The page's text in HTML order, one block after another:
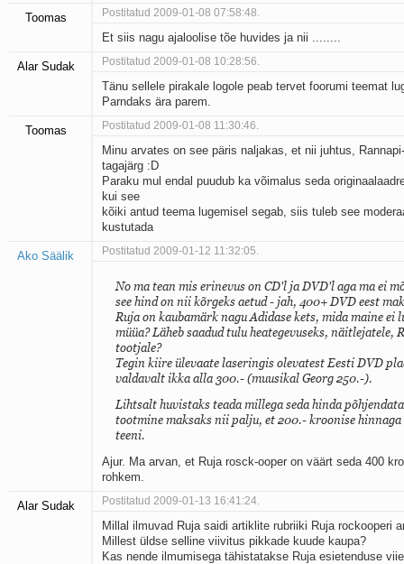
Toomas Postitatud 2009-01-08 07:58:48.
Et siis nagu ajaloolise tõe huvides ja nii ........
Alar Sudak Postitatud 2009-01-08 10:28:56.
Tänu sellele pirakale logole peab tervet foorumi teemat
Parndaks ära parem.
Toomas Postitatud 2009-01-08 11:30:46.
Minu arvates on see päris naljakas, et nii juhtus,
tagajärg :D
Paraku mul endal puudub ka võimalus seda
kui see
kõiki antud teema lugemisel segab, siis tuleb see
kustutada
Ako Säälik Postitatud 2009-01-12 11:32:05.
No ma tean mis erinevus on CD'l ja DVD'l aga ma ei
see hind on nii kõrgeks aetud - jah, 400+ DVD eest
Ruja on kaubamärk nagu Adidase kets, mida maine ei
müüa? Läheb saadud tulu heategevuseks, näitlejatele,
tootjale?
Tegin kiire ülevaate laseringis olevatest Eesti DVD
valdavalt ikka alla 300.- (muusikal Georg 250.-).
Lihtsalt huvistaks teada millega seda hinda
tootmine maksaks nii palju, et 200.- kroonise hinnaga
teeni.
Ajur. Ma arvan, et Ruja rosck-ooper on väärt seda 400
rohkem.
Alar Sudak Postitatud 2009-01-13 16:41:24.
Millal ilmuvad Ruja saidi artiklite rubriiki Ruja rockooperi
Millest üldse selline viivitus pikkade kuude kaupa?
Kas nende ilmumisega tähistatakse Ruja esietenduse